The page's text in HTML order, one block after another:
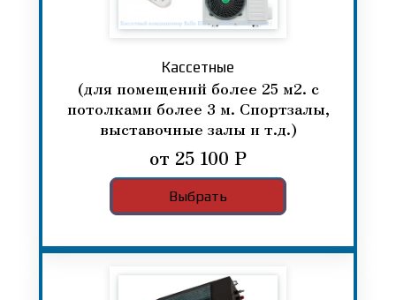
Кассетные
(для помещений более 25 м2. с
потолками более 3 м. Спортзалы,
выставочные залы и т.д.)
от 25 100 Р
Выбрать